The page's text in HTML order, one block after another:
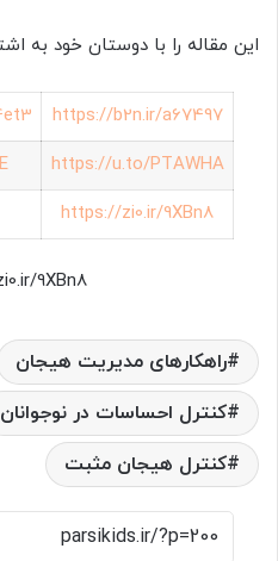
این مقاله را با دوستان خود به
https://b2n.ir/a67497
https://u.to/PTAWHA
https://zi0.ir/9XBn8
9XBn8
راهکارهای مدیریت هیجان
کنترل احساسات در نوجوانان
کنترل هیجان مثبت